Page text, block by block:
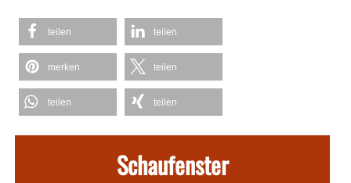
teilen teilen
merken teilen
teilen teilen
Schaufenster